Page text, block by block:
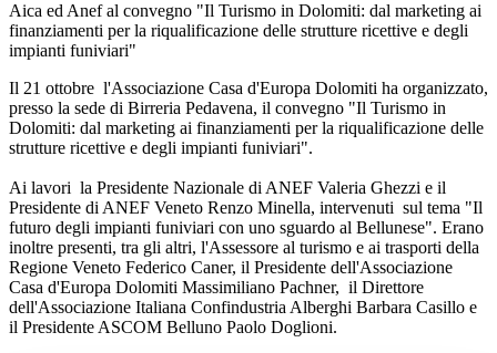
Aica ed Anef al convegno "Il Turismo in Dolomiti: dal marketing ai
finanziamenti per la riqualificazione delle strutture ricettive e degli
impianti funiviari"
Il 21 ottobre l'Associazione Casa d'Europa Dolomiti ha organizzato,
presso la sede di Birreria Pedavena, il convegno "Il Turismo in
Dolomiti: dal marketing ai finanziamenti per la riqualificazione delle
strutture ricettive e degli impianti funiviari".
Ai lavori la Presidente Nazionale di ANEF Valeria Ghezzi e il
Presidente di ANEF Veneto Renzo Minella, intervenuti sul tema "Il
futuro degli impianti funiviari con uno sguardo al Bellunese". Erano
inoltre presenti, tra gli altri, l'Assessore al turismo e ai trasporti della
Regione Veneto Federico Caner, il Presidente dell'Associazione
Casa d'Europa Dolomiti Massimiliano Pachner, il Direttore
dell'Associazione Italiana Confindustria Alberghi Barbara Casillo e
il Presidente ASCOM Belluno Paolo Doglioni.